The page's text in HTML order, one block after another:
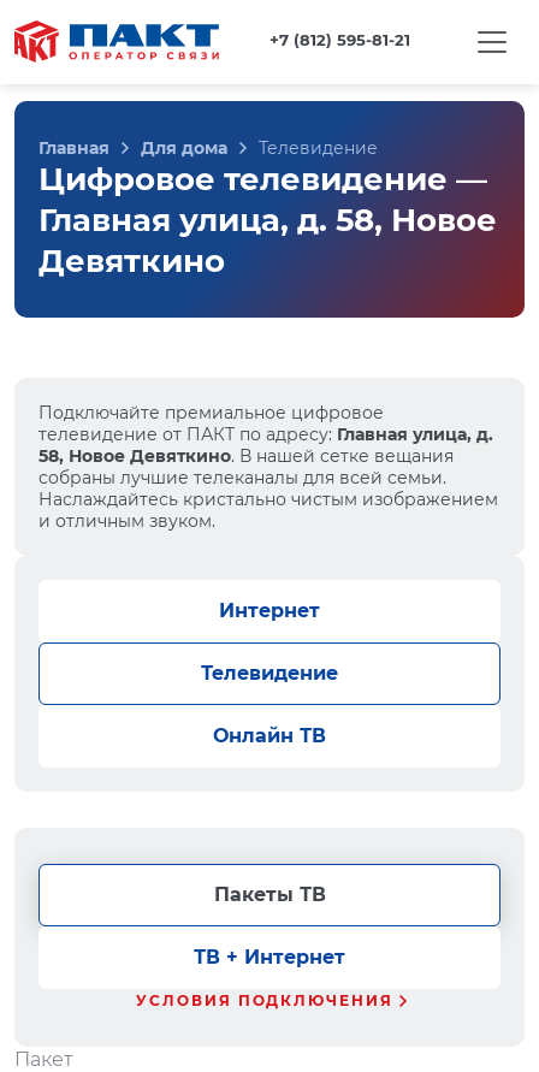
+7 (812) 595-81-21
Главная Для дома Телевидение
Цифровое телевидение —
Главная улица, д. 58, Новое
Девяткино
Подключайте премиальное цифровое
телевидение от ПАКТ по адресу: Главная улица, д.
58, Новое Девяткино. В нашей сетке вещания
собраны лучшие телеканалы для всей семьи.
Наслаждайтесь кристально чистым изображением
и отличным звуком.
Интернет
Телевидение
Онлайн ТВ
Пакеты ТВ
ТВ + Интернет
УСЛОВИЯ ПОДКЛЮЧЕНИЯ
Пакет